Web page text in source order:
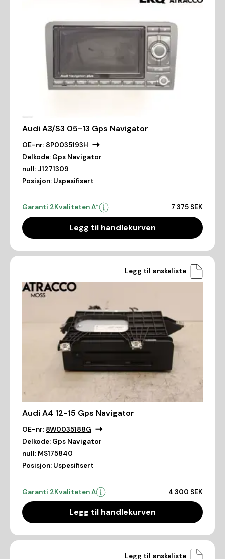
Audi A3/S3 05-13 Gps Navigator
OE-nr: 8P0035193H
Delkode: Gps Navigator
null: J1271309
Posisjon: Uspesifisert
Garanti 2Kvaliteten A* 7 375 SEK
Legg til handlekurven
Legg til ønskeliste
Audi A4 12-15 Gps Navigator
OE-nr: 8W0035188G
Delkode: Gps Navigator
null: MS175840
Posisjon: Uspesifisert
Garanti 2Kvaliteten A 4 300 SEK
Legg til handlekurven
Legg til ønskeliste